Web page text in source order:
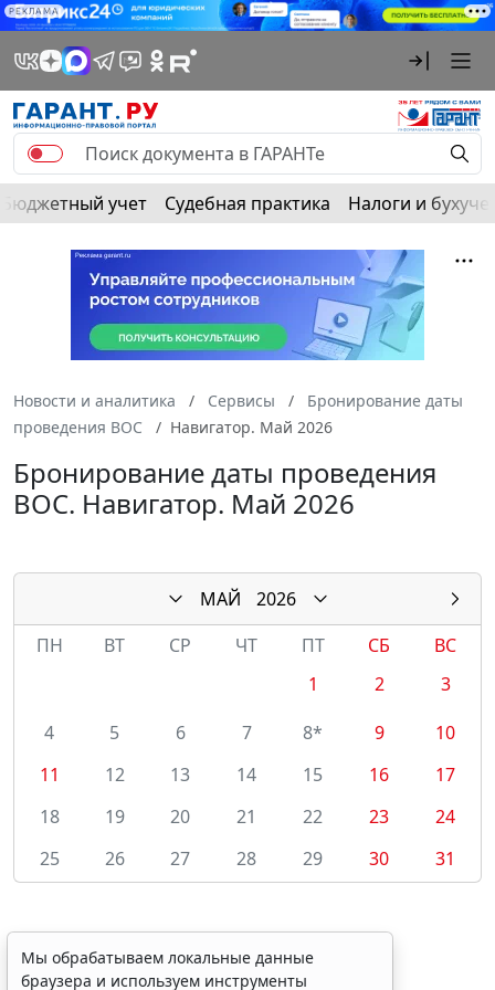
РЕКЛАМА
Бюджетный учет Судебная практика Налоги и
Новости и аналитика Сервисы
Бронирование даты
проведения ВОС
Навигатор. Май 2026
Бронирование даты проведения
ВОС. Навигатор. Май 2026
МАЙ
2026
ПН
ВТ СР ЧТ ПТ СБ
ВС
1
2
3
4
5 6 7 8* 9
10
11
12 13 14 15 16
17
18
19 20 21 22 23
24
25
26 27 28 29 30 31
Мы обрабатываем локальные данные
браузера и используем инструменты